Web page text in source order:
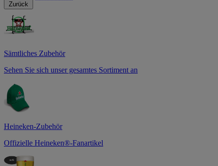
Zurück
Sämtliches Zubehör
Sehen Sie sich unser gesamtes Sortiment an
Heineken-Zubehör
Offizielle Heineken®-Fanartikel